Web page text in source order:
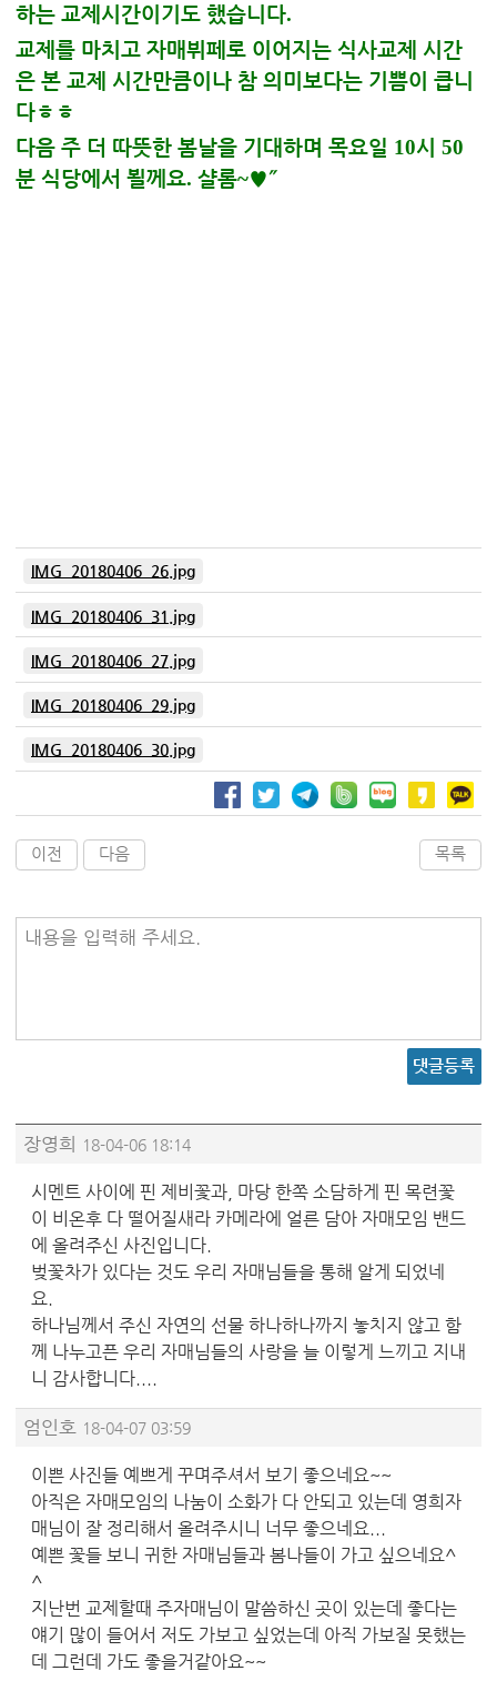
하는 교제시간이기도 했습니다.
교제를 마치고 자매뷔페로 이어지는 식사교제 시간
은 본 교제 시간만큼이나 참 의미보다는 기쁨이 큽니
다ㅎㅎ
다음 주 더 따뜻한 봄날을 기대하며 목요일 10시 50
분 식당에서 뵐께요. 샬롬~♥˝
IMG_20180406_26.jpg
IMG_20180406_31.jpg
IMG_20180406_27.jpg
IMG_20180406_29.jpg
IMG_20180406_30.jpg
이전 다음 목록
내용을 입력해 주세요.
댓글등록
장영희 18-04-06 18:14
시멘트 사이에 핀 제비꽃과, 마당 한쪽 소담하게 핀 목련꽃
이 비온후 다 떨어질새라 카메라에 얼른 담아 자매모임 밴드
에 올려주신 사진입니다.
벚꽃차가 있다는 것도 우리 자매님들을 통해 알게 되었네
요.
하나님께서 주신 자연의 선물 하나하나까지 놓치지 않고 함
께 나누고픈 우리 자매님들의 사랑을 늘 이렇게 느끼고 지내
니 감사합니다....
엄인호 18-04-07 03:59
이쁜 사진들 예쁘게 꾸며주셔서 보기 좋으네요~~
아직은 자매모임의 나눔이 소화가 다 안되고 있는데 영희자
매님이 잘 정리해서 올려주시니 너무 좋으네요...
예쁜 꽃들 보니 귀한 자매님들과 봄나들이 가고 싶으네요^
^
지난번 교제할때 주자매님이 말씀하신 곳이 있는데 좋다는
얘기 많이 들어서 저도 가보고 싶었는데 아직 가보질 못했는
데 그런데 가도 좋을거같아요~~